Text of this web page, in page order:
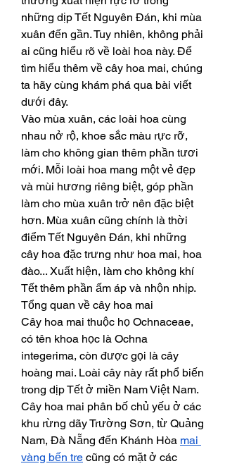
những dịp Tết Nguyên Đán, khi mùa
xuân đến gần. Tuy nhiên, không phải
ai cũng hiểu rõ về loài hoa này. Để
tìm hiểu thêm về cây hoa mai, chúng
ta hãy cùng khám phá qua bài viết
dưới đây.
Vào mùa xuân, các loài hoa cùng
nhau nở rộ, khoe sắc màu rực rỡ,
làm cho không gian thêm phần tươi
mới. Mỗi loài hoa mang một vẻ đẹp
và mùi hương riêng biệt, góp phần
làm cho mùa xuân trở nên đặc biệt
hơn. Mùa xuân cũng chính là thời
điểm Tết Nguyên Đán, khi những
cây hoa đặc trưng như hoa mai, hoa
đào... Xuất hiện, làm cho không khí
Tết thêm phần ấm áp và nhộn nhịp.
Tổng quan về cây hoa mai
Cây hoa mai thuộc họ Ochnaceae,
có tên khoa học là Ochna
integerima, còn được gọi là cây
hoàng mai. Loài cây này rất phổ biến
trong dịp Tết ở miền Nam Việt Nam.
Cây hoa mai phân bố chủ yếu ở các
khu rừng dãy Trường Sơn, từ Quảng
Nam, Đà Nẵng đến Khánh Hòa mai
vàng bến tre cũng có mặt ở các